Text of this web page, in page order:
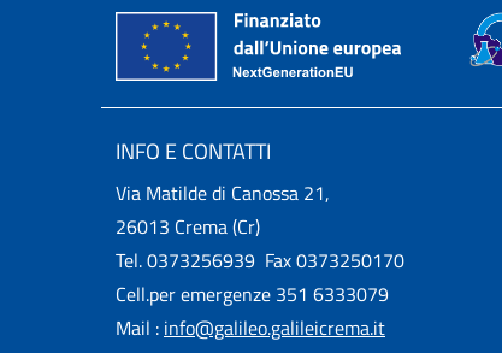
INFO E CONTATTI
Via Matilde di Canossa 21,
26013 Crema (Cr)
Tel. 0373256939 Fax 0373250170
Cell.per emergenze 351 6333079
Mail : info@galileo.galileicrema.it